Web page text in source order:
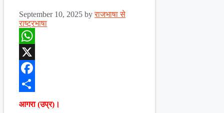
September 10, 2025 byराजभाषा से
राष्ट्रभाषा
WhatsApp
X
Facebook
Share
आगरा (उप्र)।